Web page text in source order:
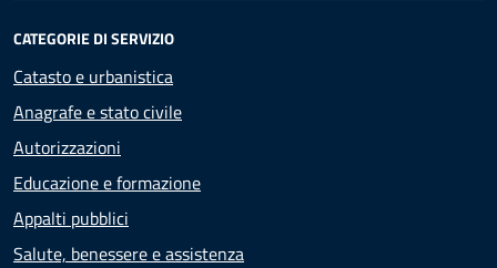
CATEGORIE DI SERVIZIO
Catasto e urbanistica
Anagrafe e stato civile
Autorizzazioni
Educazione e formazione
Appalti pubblici
Salute, benessere e assistenza